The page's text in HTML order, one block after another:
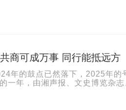
商可成万事 同行能抵远方
年的鼓点已然落下，2025年的
一年，由湘声报、文史博览杂